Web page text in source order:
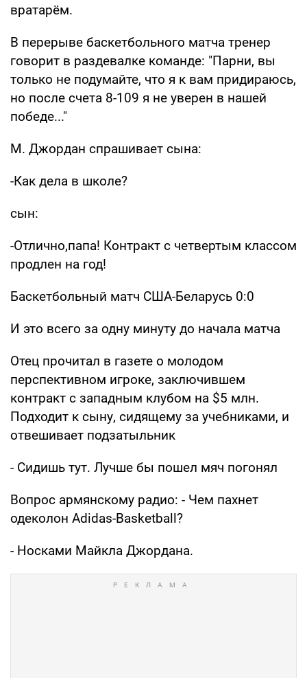
вратарём.
В перерыве баскетбольного матча тренер
говорит в раздевалке команде: "Парни, вы
только не подумайте, что я к вам придираюсь,
но после счета 8-109 я не уверен в нашей
победе..."
М. Джордан спрашивает сына:
-Как дела в школе?
сын:
-Отлично,папа! Контракт с четвертым классом
продлен на год!
Баскетбольный матч США-Беларусь 0:0
И это всего за одну минуту до начала матча
Отец прочитал в газете о молодом
перспективном игроке, заключившем
контракт с западным клубом на $5 млн.
Подходит к сыну, сидящему за учебниками, и
отвешивает подзатыльник
- Сидишь тут. Лучше бы пошел мяч погонял
Вопрос армянскому радио: - Чем пахнет
одеколон Adidas-Basketball?
- Носками Майкла Джордана.